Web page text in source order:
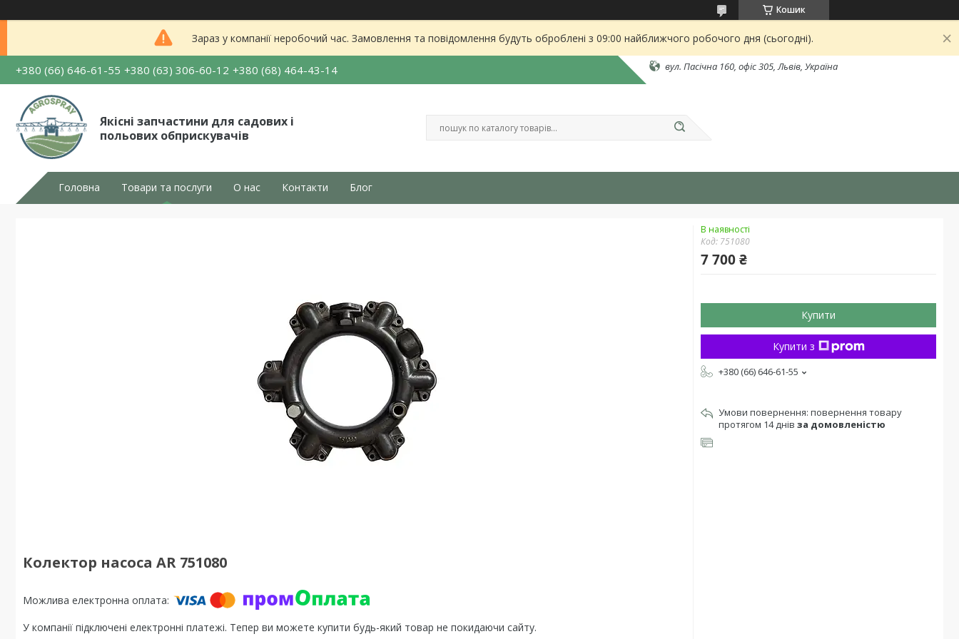
Кошик
Зараз у компанії неробочий час. Замовлення та повідомлення будуть оброблені з 09:00 найближчого робочого дня (сьогодні).
+380 (66) 646-61-55 +380 (63) 306-60-12 +380 (68) 464-43-14 вул. Пасічна 160, офіс 305, Львів, Україна
Якісні запчастини для садових і
польових обприскувачів
Головна Товари та послуги О нас Контакти Блог
Колектор насоса AR 751080
У компанії підключені електронні платежі. Тепер ви можете купити будь-який товар не покидаючи сайту.
В наявності
Код: 751080
7 700 ₴
Купити
Купити з
+380 (66) 646-61-55
повернення товару
протягом 14 днів за домовленістю